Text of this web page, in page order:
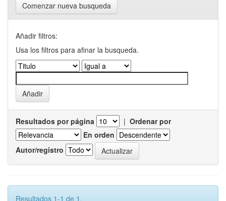
Comenzar nueva busqueda
Añadir filtros:
Usa los filtros para afinar la busqueda.
Resultados por página | Ordenar por
En orden
Autor/registro
Resultados 1-1 de 1.